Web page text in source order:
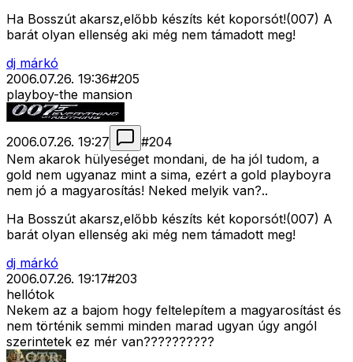
Ha Bosszút akarsz,előbb készíts két koporsót!(007) A
barát olyan ellenség aki még nem támadott meg!
dj márkó
2006.07.26. 19:36#205
playboy-the mansion
2006.07.26. 19:27 #204
Nem akarok hülyeséget mondani, de ha jól tudom, a
gold nem ugyanaz mint a sima, ezért a gold playboyra
nem jó a magyarosítás! Neked melyik van?..
Ha Bosszút akarsz,előbb készíts két koporsót!(007) A
barát olyan ellenség aki még nem támadott meg!
dj márkó
2006.07.26. 19:17#203
hellótok
Nekem az a bajom hogy feltelepítem a magyarosítást és
nem történik semmi minden marad ugyan úgy angól
szerintetek ez mér van??????????